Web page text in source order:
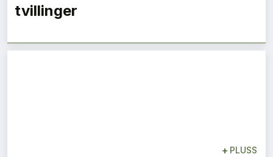
tvillinger
+ PLUSS